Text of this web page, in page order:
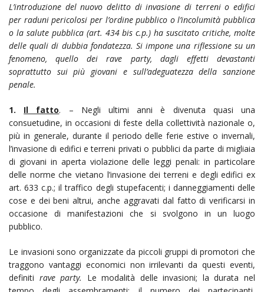
L’introduzione del nuovo delitto di invasione di terreni o edifici
per raduni pericolosi per l’ordine pubblico o l’incolumità pubblica
o la salute pubblica (art. 434 bis c.p.) ha suscitato critiche, molte
delle quali di dubbia fondatezza. Si impone una riflessione su un
fenomeno, quello dei rave party, dagli effetti devastanti
soprattutto sui più giovani e sull’adeguatezza della sanzione
penale.
1. Il fatto. – Negli ultimi anni è divenuta quasi una
consuetudine, in occasioni di feste della collettività nazionale o,
più in generale, durante il periodo delle ferie estive o invernali,
l’invasione di edifici e terreni privati o pubblici da parte di migliaia
di giovani in aperta violazione delle leggi penali: in particolare
delle norme che vietano l’invasione dei terreni e degli edifici ex
art. 633 c.p.; il traffico degli stupefacenti; i danneggiamenti delle
cose e dei beni altrui, anche aggravati dal fatto di verificarsi in
occasione di manifestazioni che si svolgono in un luogo
pubblico.
Le invasioni sono organizzate da piccoli gruppi di promotori che
traggono vantaggi economici non irrilevanti da questi eventi,
definiti rave party.
Le modalità delle invasioni; la durata nel